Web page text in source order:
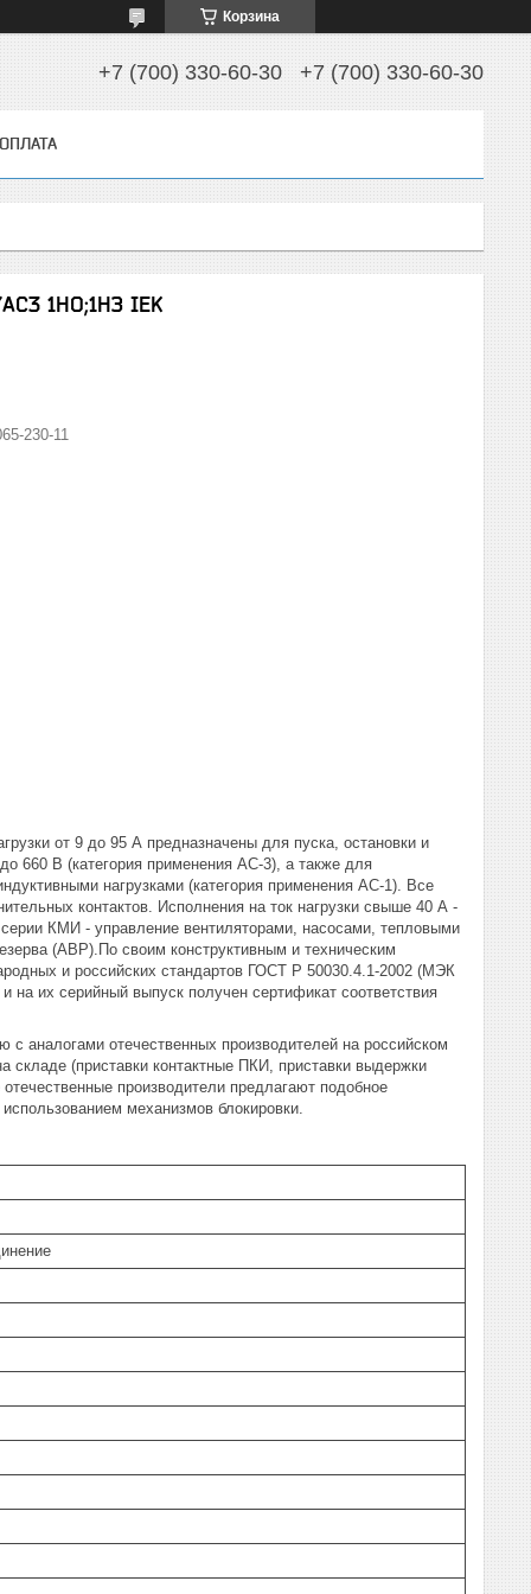
Корзина
+7 (700) 330-60-30 +7 (700) 330-60-30
1НО;1НЗ IEK
230-11
от 9 до 95 А предназначены для пуска, остановки и
660 В (категория применения АС-3), а также для
нагрузками (категория применения АС-1). Все
контактов. Исполнения на ток нагрузки свыше 40 А -
КМИ - управление вентиляторами, насосами, тепловыми
(АВР).По своим конструктивным и техническим
и российских стандартов ГОСТ Р 50030.4.1-2002 (МЭК
их серийный выпуск получен сертификат соответствия
аналогами отечественных производителей на российском
(приставки контактные ПКИ, приставки выдержки
производители предлагают подобное
механизмов блокировки.